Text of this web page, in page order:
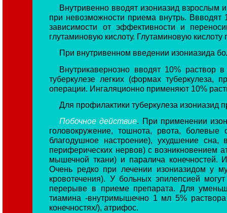
Внутривенно вводят изониазид взрослым
при невозможности приема внутрь. Ввводят
зависимости от эффективности и
глутаминовую кислоту. Глутаминовую
При внутривенном введении изониазида
Внутрикавернозно вводят 10% раствор
туберкулезе легких (формах туберкулеза,
операции. Ингаляционно применяют 10%
Для профилактики туберкулеза изониазид
Побочное действие. При применении
головокружение, тошнота, рвота,
благодушное настроение), ухудшение
периферических нервов) с
мышечной ткани) и паралича конечностей.
Очень редко при лечении изониазидом у
кровотечения). У больных эпилепсией
перерыве в приеме препарата. Для
тиамина -внутримышечно 1 мл 5%
конечностях/), атрифос.